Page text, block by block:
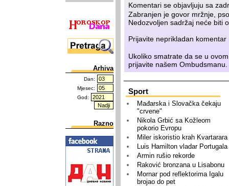
Arhiva
Dan:
Mjesec:
God:
Razno
Komentari se objavljuju sa
Zabranjen je govor mržnje,
Nedozvoljen sadržaj neće biti
Prijavite neprikladan
Ukoliko smatrate da se u
prijavite našemOmbudsmanu
Sport
Mađarska i Slovačka čekaju
"crvene"
Nikola Grbić sa Kožleom
pokorio Evropu
Miler iskoristio krah Kvartarara
Luis Hamilton vladar Portugala
Armin rušio rekorde
Raković bronzana u Lisabonu
Mornar pod reflektorima Igalu
brojao do pet